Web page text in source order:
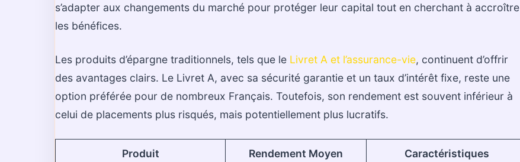
s’adapter aux changements du marché pour protéger leur capital tout en cherchant à accroître
les bénéfices.
Les produits d’épargne traditionnels, tels que le Livret A et l’assurance-vie, continuent d’offrir
des avantages clairs. Le Livret A, avec sa sécurité garantie et un taux d’intérêt fixe, reste une
option préférée pour de nombreux Français. Toutefois, son rendement est souvent inférieur à
celui de placements plus risqués, mais potentiellement plus lucratifs.
Produit Rendement Moyen Caractéristiques